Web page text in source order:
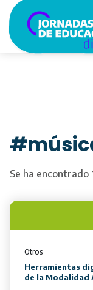
Se ha encontrado
Otros
Herramientas
de la